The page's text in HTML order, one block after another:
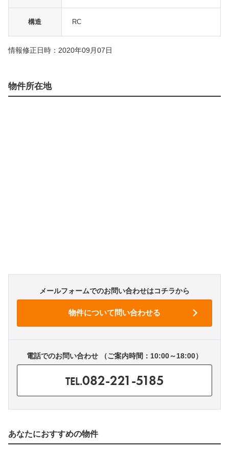
構造 RC
情報修正日時：2020年09月07日
物件所在地
メールフォームでのお問い合わせはコチラから
電話でのお問い合わせ （ご案内時間：10:00～18:00）
TEL.082-221-5185
あなたにおすすめの物件